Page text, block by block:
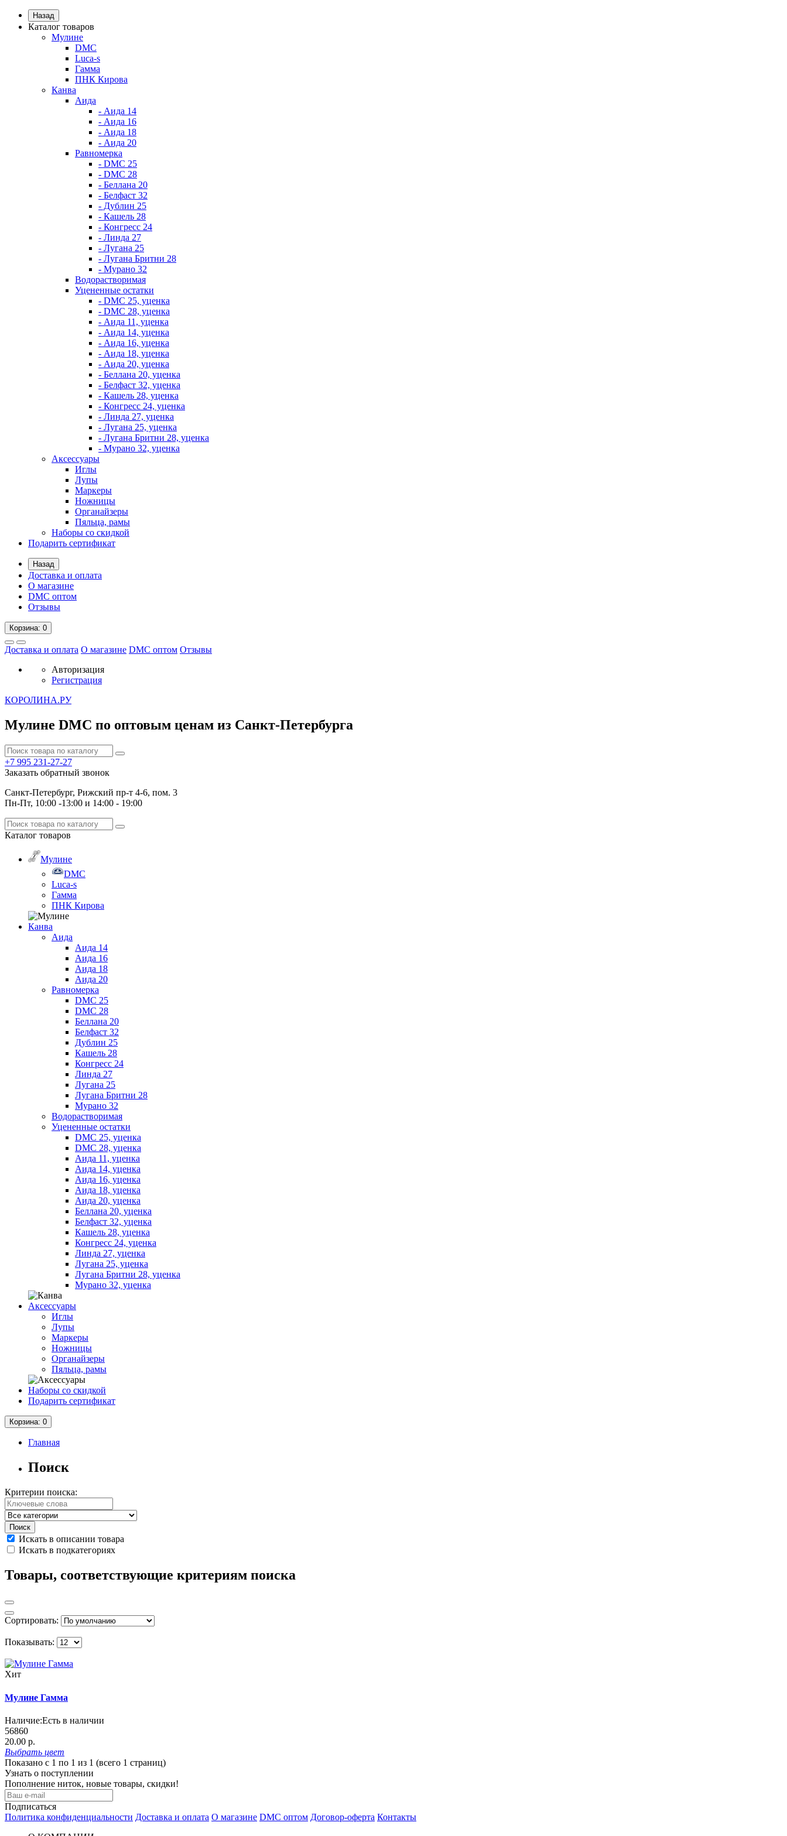
Назад
Каталог товаров
Мулине
DMC
Luca-s
Гамма
ПНК Кирова
Канва
Аида
- Аида 14
- Аида 16
- Аида 18
- Аида 20
Равномерка
- DMC 25
- DMC 28
- Беллана 20
- Белфаст 32
- Дублин 25
- Кашель 28
- Конгресс 24
- Линда 27
- Лугана 25
- Лугана Бритни 28
- Мурано 32
Водорастворимая
Уцененные остатки
- DMC 25, уценка
- DMC 28, уценка
- Аида 11, уценка
- Аида 14, уценка
- Аида 16, уценка
- Аида 18, уценка
- Аида 20, уценка
- Беллана 20, уценка
- Белфаст 32, уценка
- Кашель 28, уценка
- Конгресс 24, уценка
- Линда 27, уценка
- Лугана 25, уценка
- Лугана Бритни 28, уценка
- Мурано 32, уценка
Аксессуары
Иглы
Лупы
Маркеры
Ножницы
Органайзеры
Пяльца, рамы
Наборы со скидкой
Подарить сертификат
Назад
Доставка и оплата
О магазине
DMC оптом
Отзывы
Корзина: 0
Доставка и оплата О магазине DMC оптом Отзывы
Авторизация
Регистрация
КОРОЛИНА.РУ
Мулине DMC по оптовым ценам из Санкт-Петербурга
+7 995 231-27-27
Заказать обратный звонок
Санкт-Петербург, Рижский пр-т 4-6, пом. 3
Пн-Пт, 10:00 -13:00 и 14:00 - 19:00
Каталог товаров
Мулине
DMC
Luca-s
Гамма
ПНК Кирова
Канва
Аида
Аида 14
Аида 16
Аида 18
Аида 20
Равномерка
DMC 25
DMC 28
Беллана 20
Белфаст 32
Дублин 25
Кашель 28
Конгресс 24
Линда 27
Лугана 25
Лугана Бритни 28
Мурано 32
Водорастворимая
Уцененные остатки
DMC 25, уценка
DMC 28, уценка
Аида 11, уценка
Аида 14, уценка
Аида 16, уценка
Аида 18, уценка
Аида 20, уценка
Беллана 20, уценка
Белфаст 32, уценка
Кашель 28, уценка
Конгресс 24, уценка
Линда 27, уценка
Лугана 25, уценка
Лугана Бритни 28, уценка
Мурано 32, уценка
Аксессуары
Иглы
Лупы
Маркеры
Ножницы
Органайзеры
Пяльца, рамы
Наборы со скидкой
Подарить сертификат
Корзина: 0
Главная
Поиск
Критерии поиска:
Искать в описании товара
Искать в подкатегориях
Товары, соответствующие критериям поиска
Сортировать:
Показывать:
Хит
Мулине Гамма
Наличие:Есть в наличии
56860
20.00 р.
Выбрать цвет
Показано с 1 по 1 из 1 (всего 1 страниц)
Узнать о поступлении
Пополнение ниток, новые товары, скидки!
Подписаться
Политика конфиденциальности Доставка и оплата О магазине DMC оптом Договор-оферта Контакты